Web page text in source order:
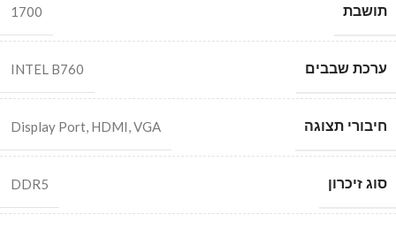
תושבת 1700
ערכת שבבים INTEL B760
חיבורי תצוגה Display Port, HDMI,VGA
סוג זיכרון DDR5